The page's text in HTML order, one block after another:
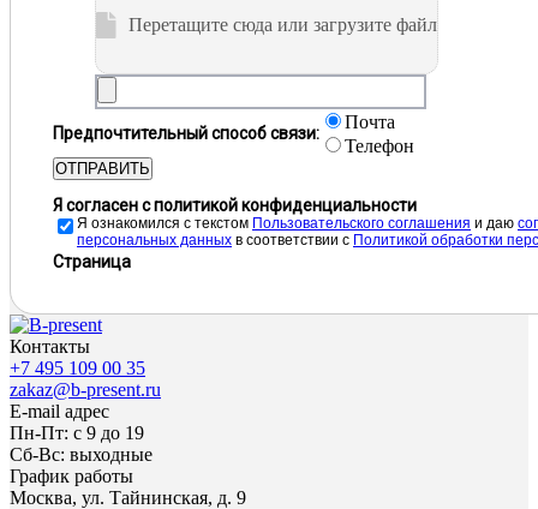
Перетащите сюда или загрузите файл
Предпочтительный способ связи:
Почта
Телефон
ОТПРАВИТЬ
Я согласен с политикой конфиденциальности
Я ознакомился с текстом Пользовательского соглашения и даю
персональных данных в соответствии с Политикой обработки
Страница
Контакты
+7 495 109 00 35
zakaz@b-present.ru
E-mail адрес
Пн-Пт: с 9 до 19
Сб-Вс: выходные
График работы
Москва, ул. Тайнинская, д. 9